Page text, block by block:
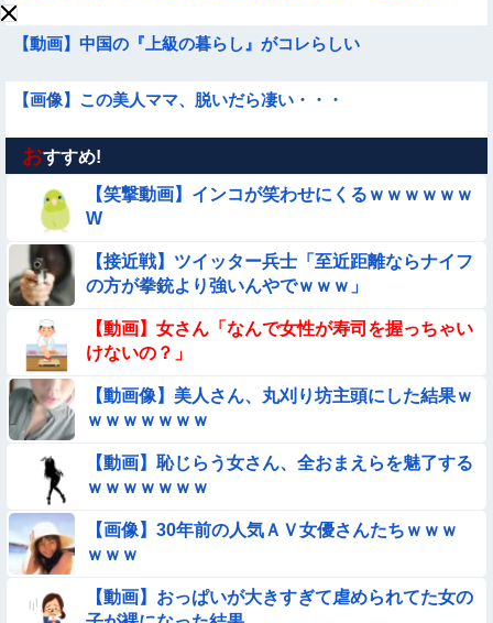
【動画】中国の『上級の暮らし』がコレらしい
【画像】この美人ママ、脱いだら凄い・・・
【画像】昔の日本人の水着、ゑっちｗｗｗｗｗｗｗ
【動画】美少女4人組の20年後の姿がヤバいwwwwww
【動画】韓国アイドルさん、ヱチヱチ限界点を超えてしまう
【画像】夏のバイクがヤバすぎるｗｗｗｗｗ
【動画】広島に落とされた『原子爆弾』の『再現動画』がこち
ら・・・
【動画】デブの喧嘩 ガチでヤバい……
【動画】女子中学生の『チン媚びダンス』が気持ち悪い🤮
【画像】プールに来てた水着JCたち どの娘を選ぶの？
【画像】プールで水着が脱げちゃった女の子の反応ｗｗｗｗｗ
おすすめ!
【笑撃動画】インコが笑わせにくるｗｗｗｗｗｗ
W
【接近戦】ツイッター兵士「至近距離ならナイフ
の方が拳銃より強いんやでｗｗｗ」
【動画】女さん「なんで女性が寿司を握っちゃい
けないの？」
【動画像】美人さん、丸刈り坊主頭にした結果ｗ
ｗｗｗｗｗｗｗ
【動画】恥じらう女さん、全おまえらを魅了する
ｗｗｗｗｗｗｗ
【画像】30年前の人気ＡＶ女優さんたちｗｗｗ
ｗｗｗ
【動画】おっぱいが大きすぎて虐められてた女の
Sponsored Link